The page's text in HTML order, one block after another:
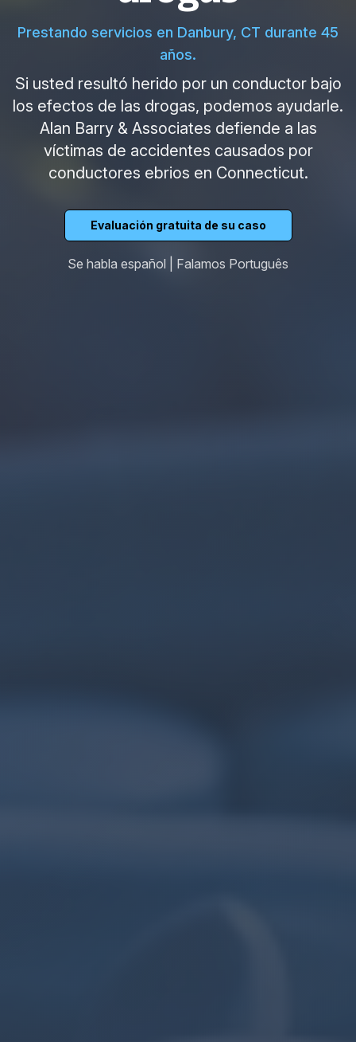
Prestando servicios en Danbury, CT durante 45
años.
Si usted resultó herido por un conductor bajo
los efectos de las drogas, podemos ayudarle.
Alan Barry & Associates defiende a las
víctimas de accidentes causados por
conductores ebrios en Connecticut.
Evaluación gratuita de su caso
Se habla español | Falamos Português